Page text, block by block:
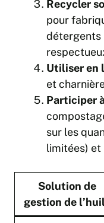
Recycler
pour
détergents
Utiliser en
et
Participer
sur les
limitées) et
Solution de
gestion de